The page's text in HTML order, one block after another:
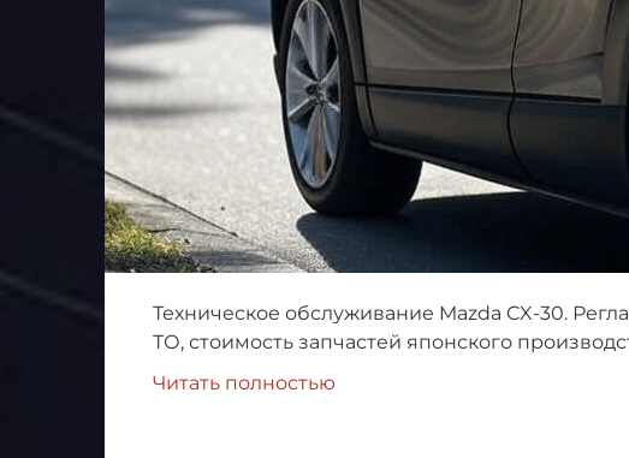
Техническое обслуживание Mazda CX-30.
ТО, стоимость запчастей японского
Читать полностью